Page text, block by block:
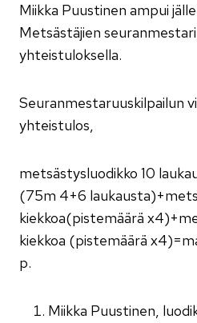
Miikka Puustinen ampui
Metsästäjien
yhteistuloksella.
Seuranmestaruuskilpailun
yhteistulos,
metsästysluodikko 10
(75m 4+6
kiekkoa(pistemäärä
kiekkoa (pistemäärä
p.
Miikka Puustinen,